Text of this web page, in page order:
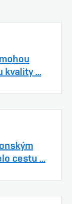
kvality ...
cestu ...